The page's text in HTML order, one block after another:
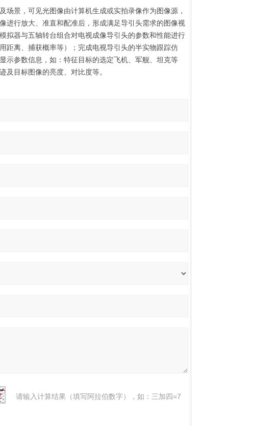
景，可见光图像由计算机生成或实拍录像作为图像源，
进行放大、准直和配准后，形成满足导引头需求的图像视
拟器与五轴转台组合对电视成像导引头的参数和性能进行
距离、捕获概率等）；完成电视导引头的半实物跟踪仿
示参数信息，如：特征目标的选定飞机、军舰、坦克等
及目标图像的亮度、对比度等。
请输入计算结果（填写阿拉伯数字），如：三加四=7